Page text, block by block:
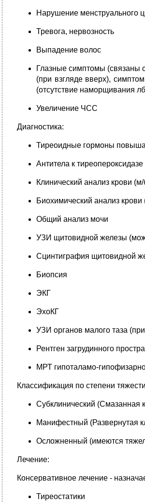
Нарушение менструального
Тревога, нервозность
Выпадение волос
Глазные симптомы (связаны
(при взгляде вверх),
(отсутствие наморщивания
Увеличение ЧСС
Диагностика:
Тиреоидные гормоны
Антитела к тиреопероксидазе
Клинический анализ крови
Биохимический анализ
Общий анализ мочи
УЗИ щитовидной железы
Сцинтиграфия щитовидной
Биопсия
ЭКГ
ЭхоКГ
УЗИ органов малого таза
Рентген загрудинного
МРТ гипоталамо-
Классификация по степени
Субклинический (Смазанная
Манифестный (Развернутая
Осложненный (имеются
Лечение:
Консервативное лечение -
Тиреостатики